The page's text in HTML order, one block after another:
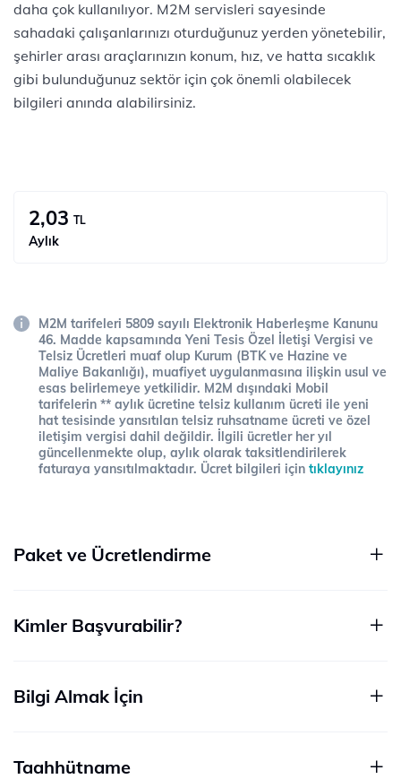
daha çok kullanılıyor. M2M servisleri sayesinde
sahadaki çalışanlarınızı oturduğunuz yerden yönetebilir,
şehirler arası araçlarınızın konum, hız, ve hatta sıcaklık
gibi bulunduğunuz sektör için çok önemli olabilecek
bilgileri anında alabilirsiniz.
2,03 TL
Aylık
M2M tarifeleri 5809 sayılı Elektronik Haberleşme Kanunu
46. Madde kapsamında Yeni Tesis Özel İletişi Vergisi ve
Telsiz Ücretleri muaf olup Kurum (BTK ve Hazine ve
Maliye Bakanlığı), muafiyet uygulanmasına ilişkin usul ve
esas belirlemeye yetkilidir. M2M dışındaki Mobil
tarifelerin ** aylık ücretine telsiz kullanım ücreti ile yeni
hat tesisinde yansıtılan telsiz ruhsatname ücreti ve özel
iletişim vergisi dahil değildir. İlgili ücretler her yıl
güncellenmekte olup, aylık olarak taksitlendirilerek
faturaya yansıtılmaktadır. Ücret bilgileri için tıklayınız
Paket ve Ücretlendirme
Kimler Başvurabilir?
Bilgi Almak İçin
Taahhütname